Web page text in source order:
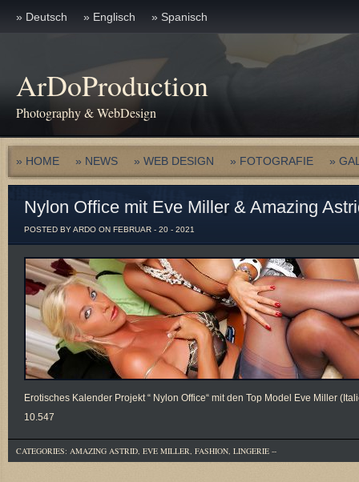
» Deutsch » Englisch » Spanisch
ArDoProduction
Photography & WebDesign
» HOME » NEWS » WEB DESIGN » FOTOGRAFIE »
Nylon Office mit Eve Miller & Amazing
POSTED BY ARDO ON FEBRUAR - 20 - 2021
Erotisches Kalender Projekt “ Nylon Office“ mit den Top Model Eve Miller
10.547
CATEGORIES: AMAZING ASTRID, EVE MILLER, FASHION, LINGERIE --